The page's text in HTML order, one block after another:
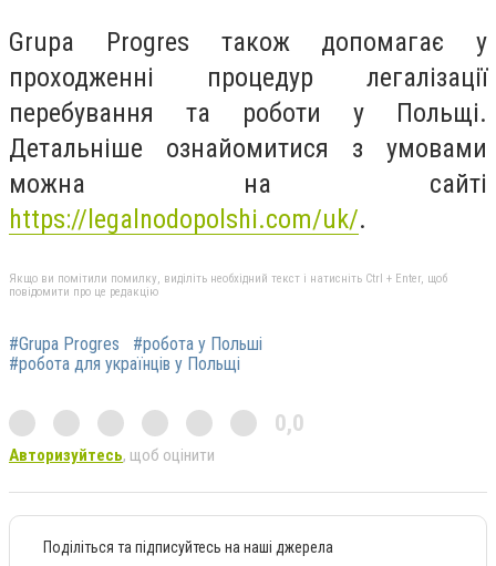
Grupa Progres також допомагає у
проходженні процедур легалізації
перебування та роботи у Польщі.
Детальніше ознайомитися з умовами
можна на сайті
https://legalnodopolshi.com/uk/.
Якщо ви помітили помилку, виділіть необхідний текст і натисніть Ctrl + Enter, щоб
повідомити про це редакцію
#Grupa Progres
#робота у Польші
#робота для українців у Польщі
0,0
Авторизуйтесь, щоб оцінити
Поділіться та підписуйтесь на наші джерела